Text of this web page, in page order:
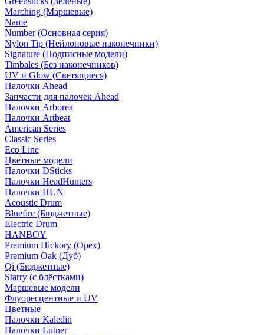
Marching (Маршевые)
Name
Number (Основная серия)
Nylon Tip (Нейлоновые наконечники)
Signature (Подписные модели)
Timbales (Без наконечников)
UV и Glow (Светящиеся)
Палочки Ahead
Запчасти для палочек Ahead
Палочки Arborea
Палочки Artbeat
American Series
Classic Series
Eco Line
Цветные модели
Палочки DSticks
Палочки HeadHunters
Палочки HUN
Acoustic Drum
Bluefire (Бюджетные)
Electric Drum
HANBOY
Premium Hickory (Орех)
Premium Oak (Дуб)
Qi (Бюджетные)
Starry (с блёстками)
Маршевые модели
Флуоресцентные и UV
Цветные
Палочки Kaledin
Палочки Lutner